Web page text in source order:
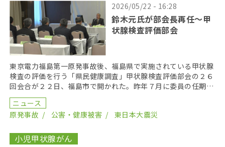
2026/05/22 - 16:28
鈴木元氏が部会長再任〜甲
状腺検査評価部会
東京電力福島第一原発事故後、福島県で実施されている甲状腺
検査の評価を行う「県民健康調査」甲状腺検査評価部会の２６
回会合が２２日、福島市で開かれた。昨年７月に委員の任期を
終え、委員が改選されてから初の開催となり、鈴木元保内 […]
ニュース
原発事故
公害・健康被害 東日本大震災
小児甲状腺がん